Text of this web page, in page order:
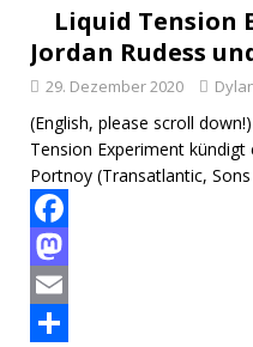
o
o
k
o
d
o
n
i
l
i
l
e
n
Liquid Tension
Jordan Rudess
29. Dezember 2020
(English, please scroll
Tension Experiment
Portnoy (Transatlantic,
F
aM
aE